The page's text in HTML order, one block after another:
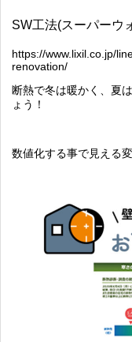
SW工法(スーパーウ
https://www.lixil.co.jp/
renovation/
断熱で冬は暖かく、夏
ょう！
数値化する事で見える